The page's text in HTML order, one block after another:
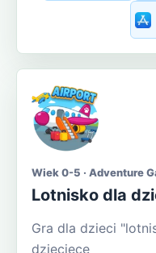
Wiek 0-5 · Adventure
Lotnisko dla
Gra dla dzieci
dziecięce